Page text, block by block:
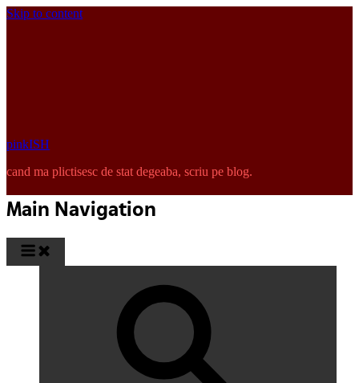
Skip to content
pinkISH
cand ma plictisesc de stat degeaba, scriu pe blog.
Main Navigation